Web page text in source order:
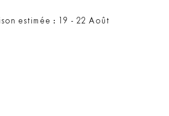
estimée : 19 - 22 Août